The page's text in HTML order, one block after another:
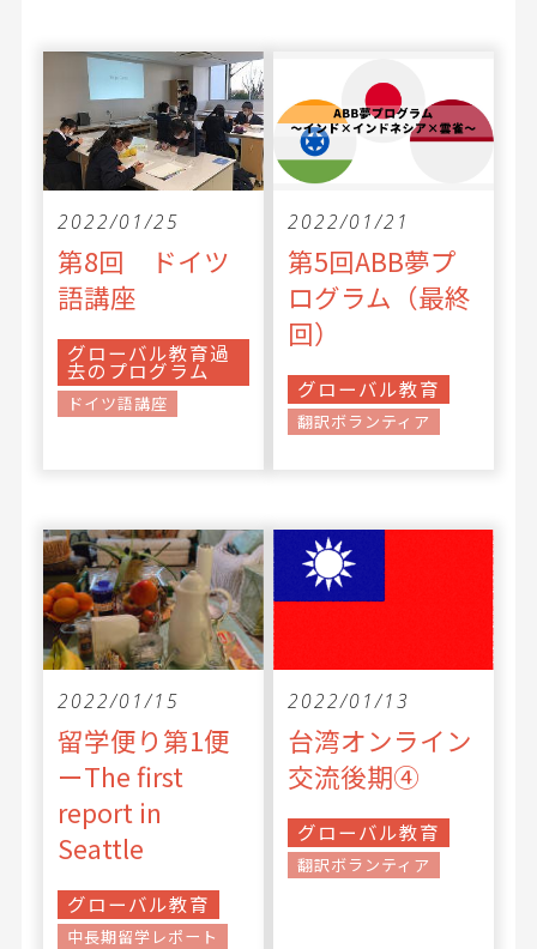
2022/01/25
第8回 ドイツ
語講座
グローバル教育過
去のプログラム
ドイツ語講座
2022/01/21
第5回ABB夢プ
ログラム（最終
回）
グローバル教育
翻訳ボランティア
2022/01/15
留学便り第1便
ーThe first
report in
Seattle
グローバル教育
中長期留学レポート
2022/01/13
台湾オンライン
交流後期④
グローバル教育
翻訳ボランティア